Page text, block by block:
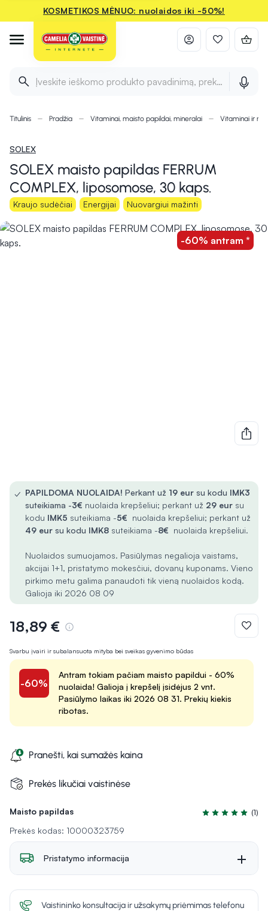
KOSMETIKOS MĖNUO: nuolaidos iki -50%!
Įveskite ieškomo produkto pavadinimą, prekės ženklą ir
Titulinis Pradžia Vitaminai, maisto papildai, mineralai Vitaminai ir
SOLEX
SOLEX maisto papildas FERRUM
COMPLEX, liposomose, 30 kaps.
Kraujo sudėčiai Energijai Nuovargiui mažinti
-60% antram *
Maisto papildas
Įvertinimas 5.0
(1)
Prekės kodas: 10000323759
Svarbu įvairi ir subalansuota mityba bei sveikas gyvenimo būdas
-60%
Antram tokiam pačiam maisto papildui - 60%
nuolaida! Galioja į krepšelį įsidėjus 2 vnt.
Pasiūlymo laikas iki 2026 08 31. Prekių kiekis
ribotas.
✓ PAPILDOMA NUOLAIDA! Perkant už 19 eur su kodu IMK3
suteikiama -3€ nuolaida krepšeliui; perkant už 29 eur su
kodu IMK5 suteikiama -5€ nuolaida krepšeliui; perkant už
49 eur su kodu IMK8 suteikiama -8€ nuolaida krepšeliui.
Nuolaidos sumuojamos. Pasiūlymas negalioja vaistams,
akcijai 1+1, pristatymo mokesčiui, dovanų kuponams. Vieno
pirkimo metu galima panaudoti tik vieną nuolaidos kodą.
Galioja iki 2026 08 09
18,89 €
Pranešti, kai sumažės kaina
Prekės likučiai vaistinėse
Pristatymo informacija
Vaistininko konsultacija ir užsakymų priėmimas telefonu